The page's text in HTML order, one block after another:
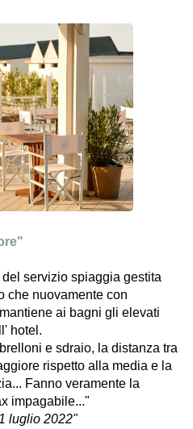
servizio spiaggia gestita
che nuovamente con
ai bagni gli elevati
hotel.
e sdraio, la distanza tra
rispetto alla media e la
Fanno veramente la
impagabile..."
luglio 2022"